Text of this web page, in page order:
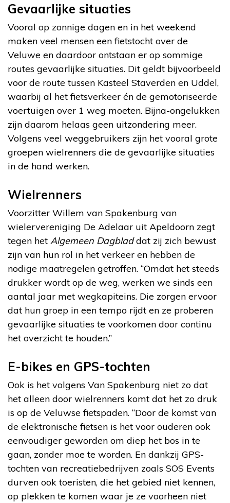
Gevaarlijke situaties
Vooral op zonnige dagen en in het weekend
maken veel mensen een fietstocht over de
Veluwe en daardoor ontstaan er op sommige
routes gevaarlijke situaties. Dit geldt bijvoorbeeld
voor de route tussen Kasteel Staverden en Uddel,
waarbij al het fietsverkeer én de gemotoriseerde
voertuigen over 1 weg moeten. Bijna-ongelukken
zijn daarom helaas geen uitzondering meer.
Volgens veel weggebruikers zijn het vooral grote
groepen wielrenners die de gevaarlijke situaties
in de hand werken.
Wielrenners
Voorzitter Willem van Spakenburg van
wielervereniging De Adelaar uit Apeldoorn zegt
tegen het Algemeen Dagbladdat zij zich bewust
zijn van hun rol in het verkeer en hebben de
nodige maatregelen getroffen. “Omdat het steeds
drukker wordt op de weg, werken we sinds een
aantal jaar met wegkapiteins. Die zorgen ervoor
dat hun groep in een tempo rijdt en ze proberen
gevaarlijke situaties te voorkomen door continu
het overzicht te houden.”
E-bikes en GPS-tochten
Ook is het volgens Van Spakenburg niet zo dat
het alleen door wielrenners komt dat het zo druk
is op de Veluwse fietspaden. “Door de komst van
de elektronische fietsen is het voor ouderen ook
eenvoudiger geworden om diep het bos in te
gaan, zonder moe te worden. En dankzij GPS-
tochten van recreatiebedrijven zoals SOS Events
durven ook toeristen, die het gebied niet kennen,
op plekken te komen waar je ze voorheen niet